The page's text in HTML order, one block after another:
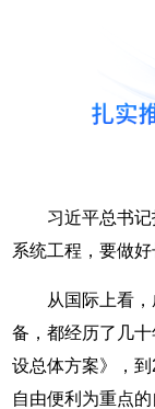
习近平总书
系统工程，要做
从国际上看
备，都经历了几
设总体方案》，
自由便利为重点